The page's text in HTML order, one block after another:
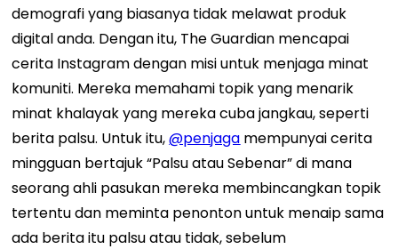
demografi yang biasanya tidak melawat produk
digital anda. Dengan itu, The Guardian mencapai
cerita Instagram dengan misi untuk menjaga minat
komuniti. Mereka memahami topik yang menarik
minat khalayak yang mereka cuba jangkau, seperti
berita palsu. Untuk itu,@penjaga mempunyai cerita
mingguan bertajuk “Palsu atau Sebenar” di mana
seorang ahli pasukan mereka membincangkan topik
tertentu dan meminta penonton untuk menaip sama
ada berita itu palsu atau tidak, sebelum